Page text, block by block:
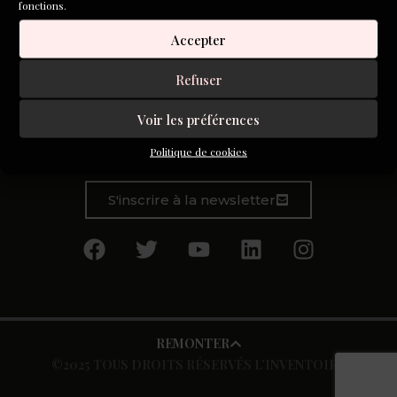
fonctions.
Accepter
Refuser
Voir les préférences
Politique de cookies
Le renard sait user de ruse pour intégrer la plupart des
récits issus du Japon à l’Amazonie, du Canada à l’Algérie
pour expliquer aux enfants les mystères du monde. A
commencer par celui de la création, où le premier homme
et la première femme se demandent bien quoi faire de leur
temps dans la nuit noire.
S'inscrire à la newsletter
REMONTER